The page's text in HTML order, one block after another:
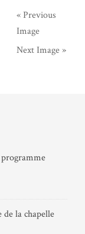
« Previous
Image
Next Image »
de la chapelle